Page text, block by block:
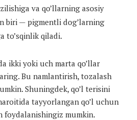
va qo’llarning asosiy
biri — pigmentli dog’larning
to’sqinlik qiladi.
ikki yoki uch marta qo’llar
Bu namlantirish, tozalash
Shuningdek, qo’l terisini
tayyorlangan qo’l uchun
foydalanishingiz mumkin.